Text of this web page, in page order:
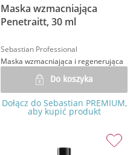
Maska wzmacniająca
Penetraitt, 30 ml
Sebastian Professional
Maska wzmacniająca i regenerująca
Do koszyka
Dołącz do Sebastian PREMIUM,
aby kupić produkt